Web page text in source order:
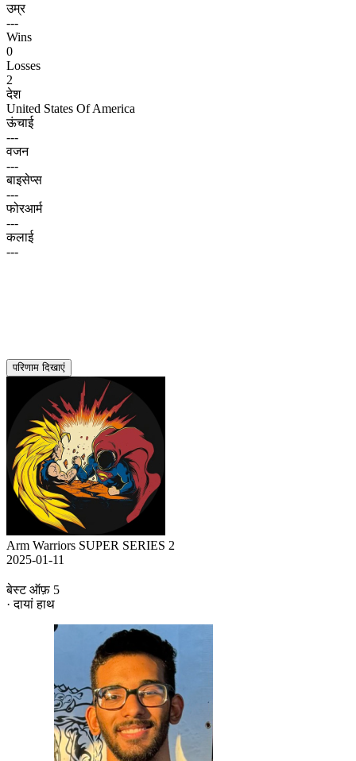
उम्र
---
Wins
0
Losses
2
देश
United States Of America
ऊंचाई
---
वजन
---
बाइसेप्स
---
फोरआर्म
---
कलाई
---
परिणाम दिखाएं
Arm Warriors SUPER SERIES 2
2025-01-11
बेस्ट ऑफ़ 5
· दायां हाथ